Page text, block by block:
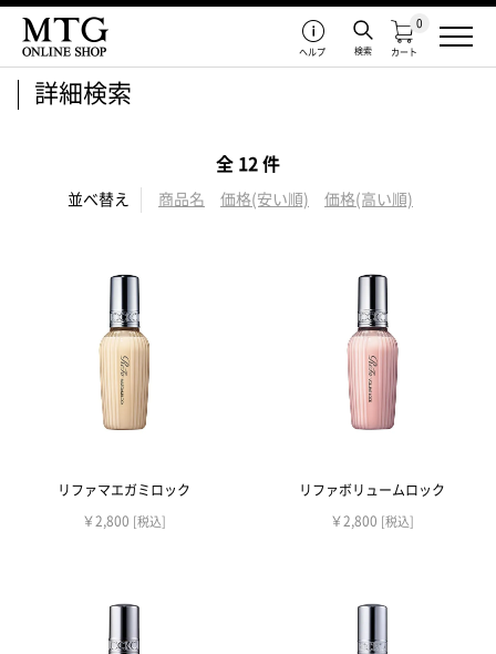
カート
0
検索
ヘルプ
詳細検索
全 12 件
並べ替え 商品名 価格(安い順) 価格(高い順)
リファマエガミロック
￥2,800 [税込]
リファボリュームロック
￥2,800 [税込]